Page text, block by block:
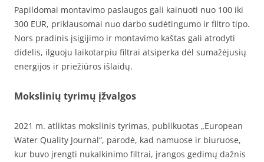
Papildomai montavimo paslaugos gali kainuoti nuo 100 iki
300 EUR, priklausomai nuo darbo sudėtingumo ir filtro tipo.
Nors pradinis įsigijimo ir montavimo kaštas gali atrodyti
didelis, ilguoju laikotarpiu filtrai atsiperka dėl sumažėjusių
energijos ir priežiūros išlaidų.
Mokslinių tyrimų įžvalgos
2021 m. atliktas mokslinis tyrimas, publikuotas „European
Water Quality Journal“, parodė, kad namuose ir biuruose,
kur buvo įrengti nukalkinimo filtrai, įrangos gedimų dažnis